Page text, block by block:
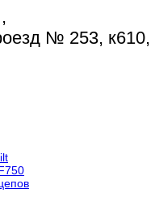
,
№ 253, к610,